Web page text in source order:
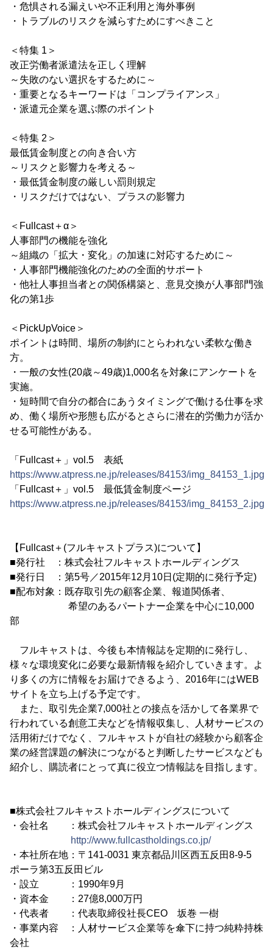
・危惧される漏えいや不正利用と海外事例
・トラブルのリスクを減らすためにすべきこと
＜特集 1＞
改正労働者派遣法を正しく理解
～失敗のない選択をするために～
・重要となるキーワードは「コンプライアンス」
・派遣元企業を選ぶ際のポイント
＜特集 2＞
最低賃金制度との向き合い方
～リスクと影響力を考える～
・最低賃金制度の厳しい罰則規定
・リスクだけではない、プラスの影響力
＜Fullcast＋α＞
人事部門の機能を強化
～組織の「拡大・変化」の加速に対応するために～
・人事部門機能強化のための全面的サポート
・他社人事担当者との関係構築と、意見交換が人事部門強
化の第1歩
＜PickUpVoice＞
ポイントは時間、場所の制約にとらわれない柔軟な働き
方。
・一般の女性(20歳～49歳)1,000名を対象にアンケートを
実施。
・短時間で自分の都合にあうタイミングで働ける仕事を求
め、働く場所や形態も広がるとさらに潜在的労働力が活か
せる可能性がある。
「Fullcast＋」vol.5 表紙
https://www.atpress.ne.jp/releases/84153/img_84153_1.jpg
「Fullcast＋」vol.5 最低賃金制度ページ
https://www.atpress.ne.jp/releases/84153/img_84153_2.jpg
【Fullcast＋(フルキャストプラス)について】
■発行社 ：株式会社フルキャストホールディングス
■発行日 ：第5号／2015年12月10日(定期的に発行予定)
■配布対象：既存取引先の顧客企業、報道関係者、
希望のあるパートナー企業を中心に10,000
部
フルキャストは、今後も本情報誌を定期的に発行し、
様々な環境変化に必要な最新情報を紹介していきます。よ
り多くの方に情報をお届けできるよう、2016年にはWEB
サイトを立ち上げる予定です。
また、取引先企業7,000社との接点を活かして各業界で
行われている創意工夫などを情報収集し、人材サービスの
活用術だけでなく、フルキャストが自社の経験から顧客企
業の経営課題の解決につながると判断したサービスなども
紹介し、購読者にとって真に役立つ情報誌を目指します。
■株式会社フルキャストホールディングスについて
・会社名 ：株式会社フルキャストホールディングス
http://www.fullcastholdings.co.jp/
・本社所在地：〒141-0031 東京都品川区西五反田8-9-5
ポーラ第3五反田ビル
・設立 ：1990年9月
・資本金 ：27億8,000万円
・代表者 ：代表取締役社長CEO 坂巻 一樹
・事業内容 ：人材サービス企業等を傘下に持つ純粋持株
会社